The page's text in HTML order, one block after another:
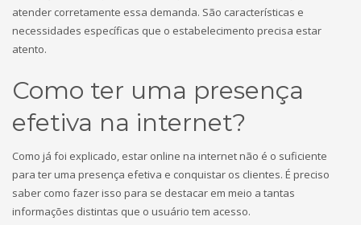
atender corretamente essa demanda. São características e
necessidades específicas que o estabelecimento precisa estar
atento.
Como ter uma presença
efetiva na internet?
Como já foi explicado, estar online na internet não é o suficiente
para ter uma presença efetiva e conquistar os clientes. É preciso
saber como fazer isso para se destacar em meio a tantas
informações distintas que o usuário tem acesso.